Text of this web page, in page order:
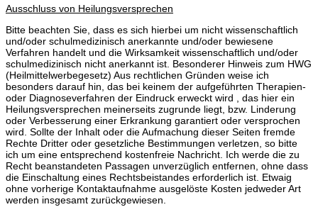
Ausschluss von Heilungsversprechen
Bitte beachten Sie, dass es sich hierbei um nicht wissenschaftlich
und/oder schulmedizinisch anerkannte und/oder bewiesene
Verfahren handelt und die Wirksamkeit wissenschaftlich und/oder
schulmedizinisch nicht anerkannt ist. Besonderer Hinweis zum HWG
(Heilmittelwerbegesetz) Aus rechtlichen Gründen weise ich
besonders darauf hin, das bei keinem der aufgeführten Therapien-
oder Diagnoseverfahren der Eindruck erweckt wird , das hier ein
Heilungsversprechen meinerseits zugrunde liegt, bzw. Linderung
oder Verbesserung einer Erkrankung garantiert oder versprochen
wird. Sollte der Inhalt oder die Aufmachung dieser Seiten fremde
Rechte Dritter oder gesetzliche Bestimmungen verletzen, so bitte
ich um eine entsprechend kostenfreie Nachricht. Ich werde die zu
Recht beanstandeten Passagen unverzüglich entfernen, ohne dass
die Einschaltung eines Rechtsbeistandes erforderlich ist. Etwaig
ohne vorherige Kontaktaufnahme ausgelöste Kosten jedweder Art
werden insgesamt zurückgewiesen.